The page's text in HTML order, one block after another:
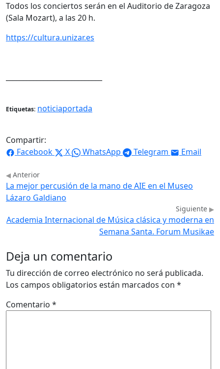
Todos los conciertos serán en el Auditorio de Zaragoza
(Sala Mozart), a las 20 h.
https://cultura.unizar.es
Etiquetas: noticiaportada
Compartir:
Facebook
X WhatsApp Telegram Email
Anterior
La mejor percusión de la mano de AIE en el Museo
Lázaro Galdiano
Siguiente
Academia Internacional de Música clásica y moderna en
Semana Santa. Forum Musikae
Deja un comentario
Tu dirección de correo electrónico no será publicada.
Los campos obligatorios están marcados con *
Comentario *